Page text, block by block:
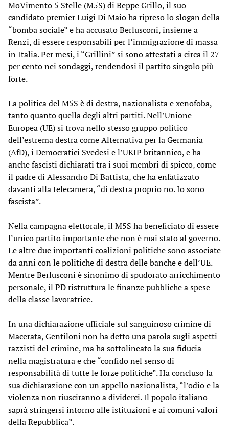
MoVimento 5 Stelle (M5S) di Beppe Grillo, il suo
candidato premier Luigi Di Maio ha ripreso lo slogan della
“bomba sociale” e ha accusato Berlusconi, insieme a
Renzi, di essere responsabili per l’immigrazione di massa
in Italia. Per mesi, i “Grillini” si sono attestati a circa il 27
per cento nei sondaggi, rendendosi il partito singolo più
forte.
La politica del M5S è di destra, nazionalista e xenofoba,
tanto quanto quella degli altri partiti. Nell’Unione
Europea (UE) si trova nello stesso gruppo politico
dell’estrema destra come Alternativa per la Germania
(AfD), i Democratici Svedesi e l’UKIP britannico, e ha
anche fascisti dichiarati tra i suoi membri di spicco, come
il padre di Alessandro Di Battista, che ha enfatizzato
davanti alla telecamera, “di destra proprio no. Io sono
fascista”.
Nella campagna elettorale, il M5S ha beneficiato di essere
l’unico partito importante che non è mai stato al governo.
Le altre due importanti coalizioni politiche sono associate
da anni con le politiche di destra delle banche e dell’UE.
Mentre Berlusconi è sinonimo di spudorato arricchimento
personale, il PD ristruttura le finanze pubbliche a spese
della classe lavoratrice.
In una dichiarazione ufficiale sul sanguinoso crimine di
Macerata, Gentiloni non ha detto una parola sugli aspetti
razzisti del crimine, ma ha sottolineato la sua fiducia
nella magistratura e che “confido nel senso di
responsabilità di tutte le forze politiche”. Ha concluso la
sua dichiarazione con un appello nazionalista, “l’odio e la
violenza non riusciranno a dividerci. Il popolo italiano
saprà stringersi intorno alle istituzioni e ai comuni valori
della Repubblica”.